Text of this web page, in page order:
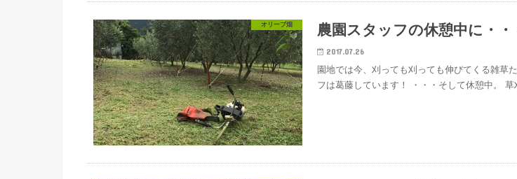
オリーブ畑 農園スタッフの休憩中に・・
2017.07.26
園地では今、刈っても刈っても伸びてくる雑草
フは葛藤しています！ ・・・そして休憩中。 草